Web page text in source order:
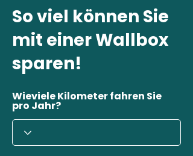
So viel können Sie
mit einer Wallbox
sparen!
Wieviele Kilometer fahren Sie
pro Jahr?